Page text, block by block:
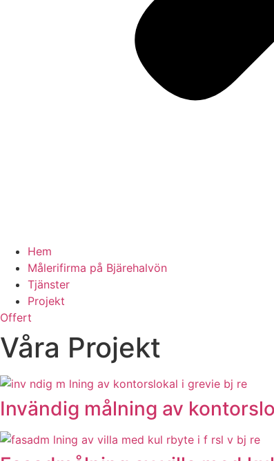
Hem
Målerifirma på Bjärehalvön
Tjänster
Projekt
Offert
Våra Projekt
Invändig målning av